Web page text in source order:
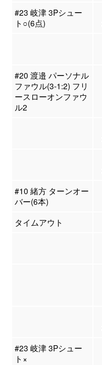
#23 岐津 3Pシュー
ト○(6点)
#20 渡邉 パーソナル
ファウル(3-1:2) フリ
ースローオンファウ
ル2
#10 緒方 ターンオー
バー(6本)
タイムアウト
#23 岐津 3Pシュー
ト×